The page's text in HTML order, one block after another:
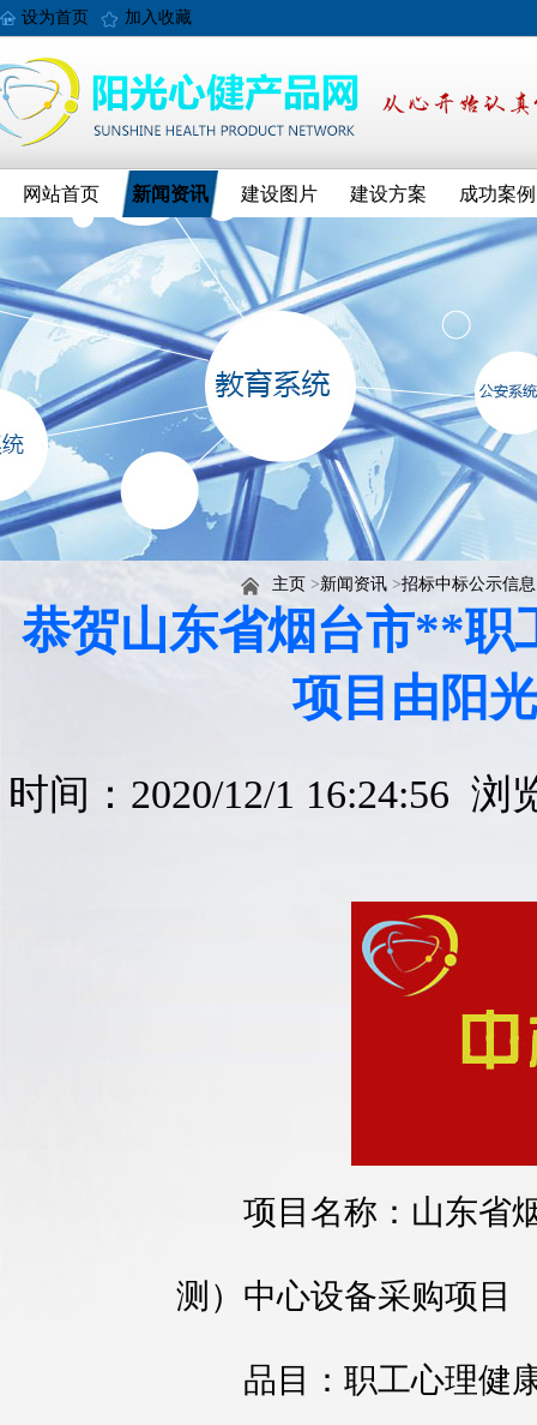
设为首页 加入收藏
网站首页 新闻资讯 建设图片 建设方案 成功案例
主页 >新闻资讯 >招标中标公示信息
恭贺山东省烟台市**职
项目由阳
时间：2020/12/1 16:24:56
项目名称：山东省烟
测）中心设备采购项目
品目：职工心理健康